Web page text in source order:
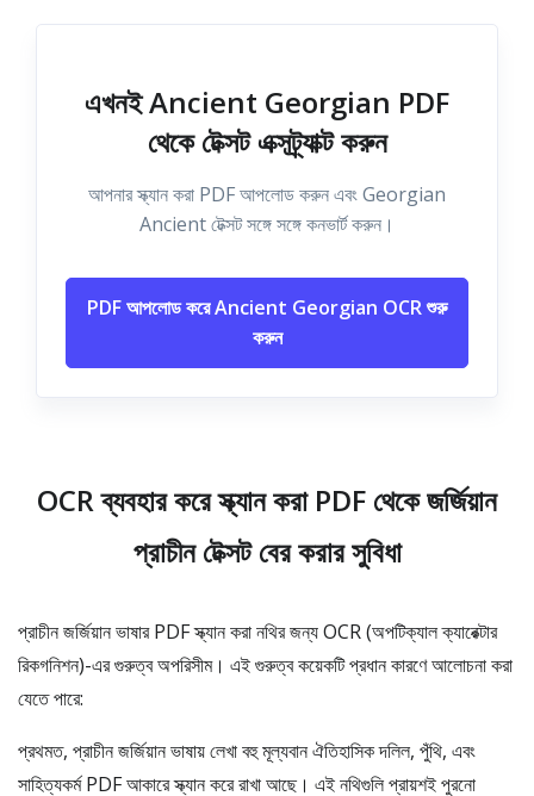
এখনই Ancient Georgian PDF
থেকে টেক্সট এক্সট্র্যাক্ট করুন
আপনার স্ক্যান করা PDF আপলোড করুন এবং Georgian
Ancient টেক্সট সঙ্গে সঙ্গে কনভার্ট করুন।
PDF আপলোড করে Ancient Georgian OCR শুরু
করুন
OCR ব্যবহার করে স্ক্যান করা PDF থেকে জর্জিয়ান
প্রাচীন টেক্সট বের করার সুবিধা
প্রাচীন জর্জিয়ান ভাষার PDF স্ক্যান করা নথির জন্য OCR (অপটিক্যাল ক্যারেক্টার
রিকগনিশন)-এর গুরুত্ব অপরিসীম। এই গুরুত্ব কয়েকটি প্রধান কারণে আলোচনা করা
যেতে পারে:
প্রথমত, প্রাচীন জর্জিয়ান ভাষায় লেখা বহু মূল্যবান ঐতিহাসিক দলিল, পুঁথি, এবং
সাহিত্যকর্ম PDF আকারে স্ক্যান করে রাখা আছে। এই নথিগুলি প্রায়শই পুরনো